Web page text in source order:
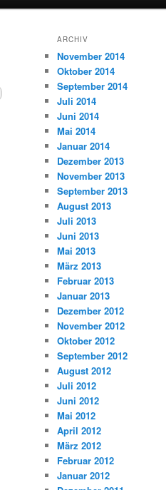
ARCHIV
November 2014
Oktober 2014
September 2014
Juli 2014
Juni 2014
Mai 2014
Januar 2014
Dezember 2013
November 2013
September 2013
August 2013
Juli 2013
Juni 2013
Mai 2013
März 2013
Februar 2013
Januar 2013
Dezember 2012
November 2012
Oktober 2012
September 2012
August 2012
Juli 2012
Juni 2012
Mai 2012
April 2012
März 2012
Februar 2012
Januar 2012